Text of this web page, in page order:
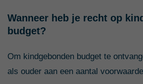
Wanneer heb je recht op
budget?
Om kindgebonden budget te
als ouder aan een aantal